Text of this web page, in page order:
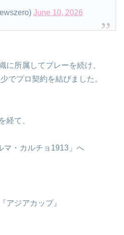
June 10, 2026
に所属してプレーを続け、
でプロ契約を結びました。
経て、
マ・カルチョ1913」へ
アジアカップ』